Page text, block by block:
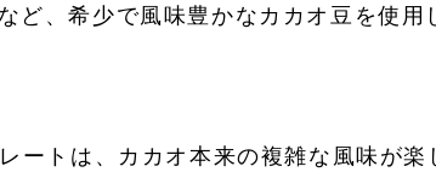
、希少で風味豊かなカカオ豆を使用
ートは、カカオ本来の複雑な風味が楽